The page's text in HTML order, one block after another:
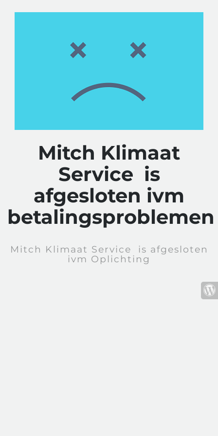
Mitch Klimaat
Service is
afgesloten ivm
betalingsproblemen
Mitch Klimaat Service is afgesloten
ivm Oplichting